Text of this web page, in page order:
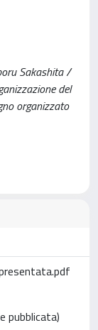
Sakashita /
del
organizzato
pubblicata)